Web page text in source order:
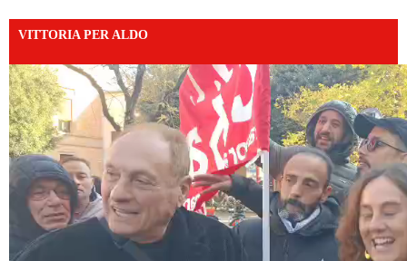
VITTORIA PER ALDO